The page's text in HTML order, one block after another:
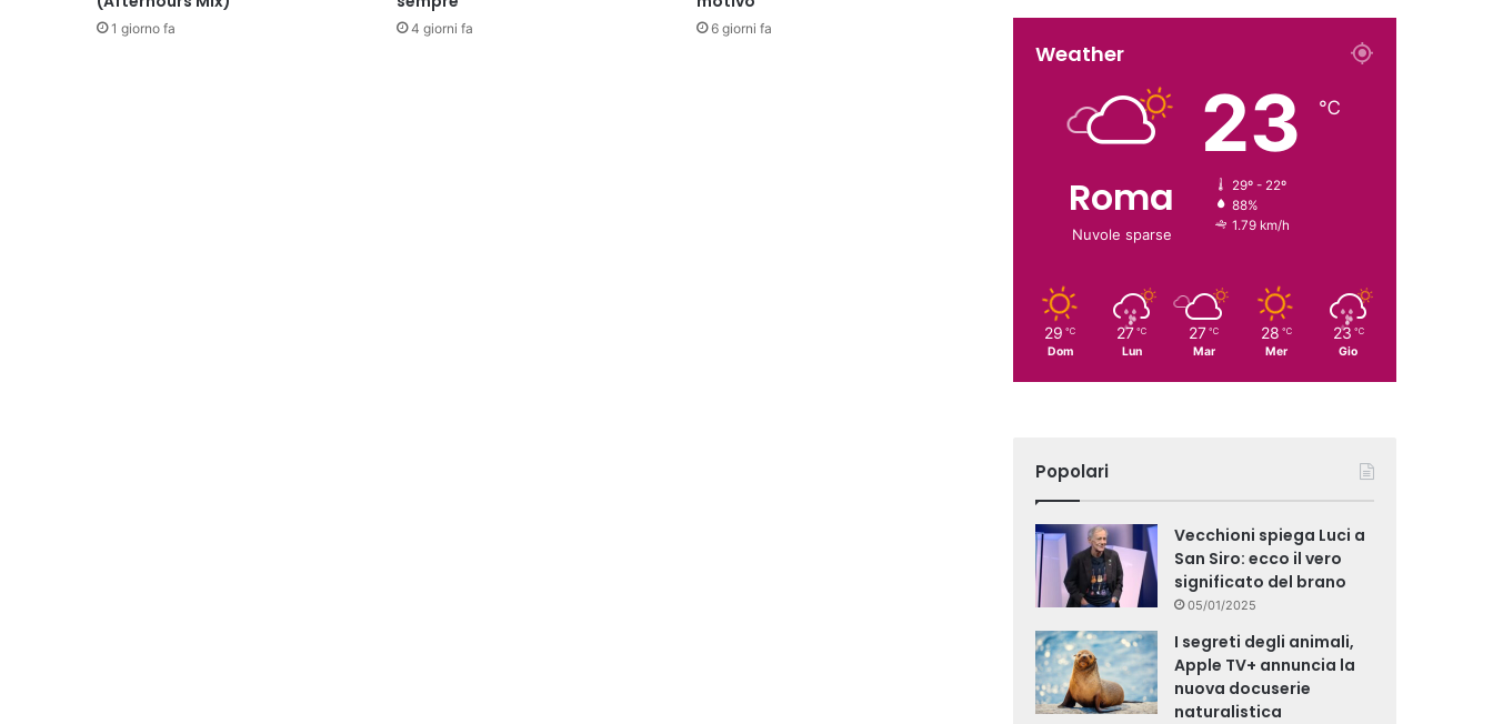
1 giorno fa 4 giorni fa 6 giorni fa
Weather
Roma
Nuvole sparse
23 ℃
29º - 22º
88%
1.79 km/h
29 ℃
Dom
27 ℃
Lun
27 ℃
Mar
28 ℃
Mer
23 ℃
Gio
Popolari
Vecchioni spiega Luci a
San Siro: ecco il vero
significato del brano
05/01/2025
I segreti degli animali,
Apple TV+ annuncia la
nuova docuserie
naturalistica